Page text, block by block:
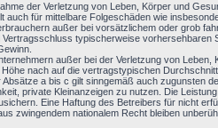
der Verletzung von Leben, Körper und
auch für mittelbare Folgeschäden wie
außer bei vorsätzlichem oder grob
Vertragsschluss typischerweise
außer bei der Verletzung von
nach auf die vertragstypischen
a bis c gilt sinngemäß auch zugunsten
private Kleinanzeigen zu nutzen. Die
Eine Haftung des Betreibers für nicht
zwingendem nationalem Recht bleiben